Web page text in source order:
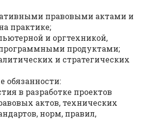
правовыми актами и
практике;
и оргтехникой,
продуктами;
и стратегических
обязанности:
в разработке проектов
актов, технических
норм, правил,